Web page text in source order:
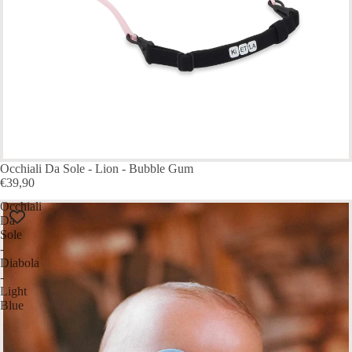
Occhiali Da Sole - Lion - Bubble Gum
€39,90
Occhiali
Da
Sole
-
Diabola
-
Light
Blue